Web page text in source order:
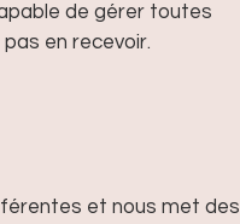
de gérer toutes
en recevoir.
et nous met des